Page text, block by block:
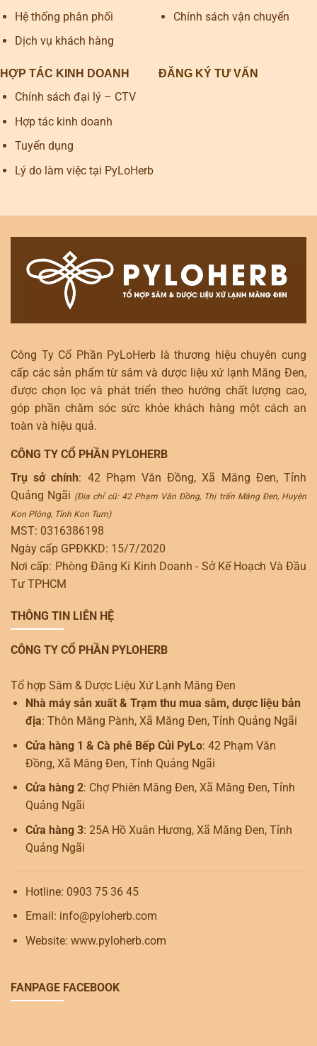
Hệ thống phân phối
Dịch vụ khách hàng
Chính sách vận chuyển
HỢP TÁC KINH DOANH
Chính sách đại lý – CTV
Hợp tác kinh doanh
Tuyển dụng
Lý do làm việc tại PyLoHerb
ĐĂNG KÝ TƯ VẤN
Công Ty Cổ Phần PyLoHerb là thương hiệu chuyên cung
cấp các sản phẩm từ sâm và dược liệu xứ lạnh Măng Đen,
được chọn lọc và phát triển theo hướng chất lượng cao,
góp phần chăm sóc sức khỏe khách hàng một cách an
toàn và hiệu quả.
CÔNG TY CỔ PHẦN PYLOHERB
Trụ sở chính: 42 Phạm Văn Đồng, Xã Măng Đen, Tỉnh
Quảng Ngãi (Địa chỉ cũ: 42 Phạm Văn Đồng, Thị trấn Măng Đen, Huyện
Kon Plông, Tỉnh Kon Tum)
MST: 0316386198
Ngày cấp GPĐKKD: 15/7/2020
Nơi cấp: Phòng Đăng Kí Kinh Doanh - Sở Kế Hoạch Và Đầu
Tư TPHCM
THÔNG TIN LIÊN HỆ
CÔNG TY CỔ PHẦN PYLOHERB
Tổ hợp Sâm & Dược Liệu Xứ Lạnh Măng Đen
Nhà máy sản xuất & Trạm thu mua sâm, dược liệu bản
địa: Thôn Măng Pành, Xã Măng Đen, Tỉnh Quảng Ngãi
Cửa hàng 1 & Cà phê Bếp Củi PyLo: 42 Phạm Văn
Đồng, Xã Măng Đen, Tỉnh Quảng Ngãi
Cửa hàng 2: Chợ Phiên Măng Đen, Xã Măng Đen, Tỉnh
Quảng Ngãi
Cửa hàng 3: 25A Hồ Xuân Hương, Xã Măng Đen, Tỉnh
Quảng Ngãi
Hotline: 0903 75 36 45
Email: info@pyloherb.com
Website: www.pyloherb.com
FANPAGE FACEBOOK